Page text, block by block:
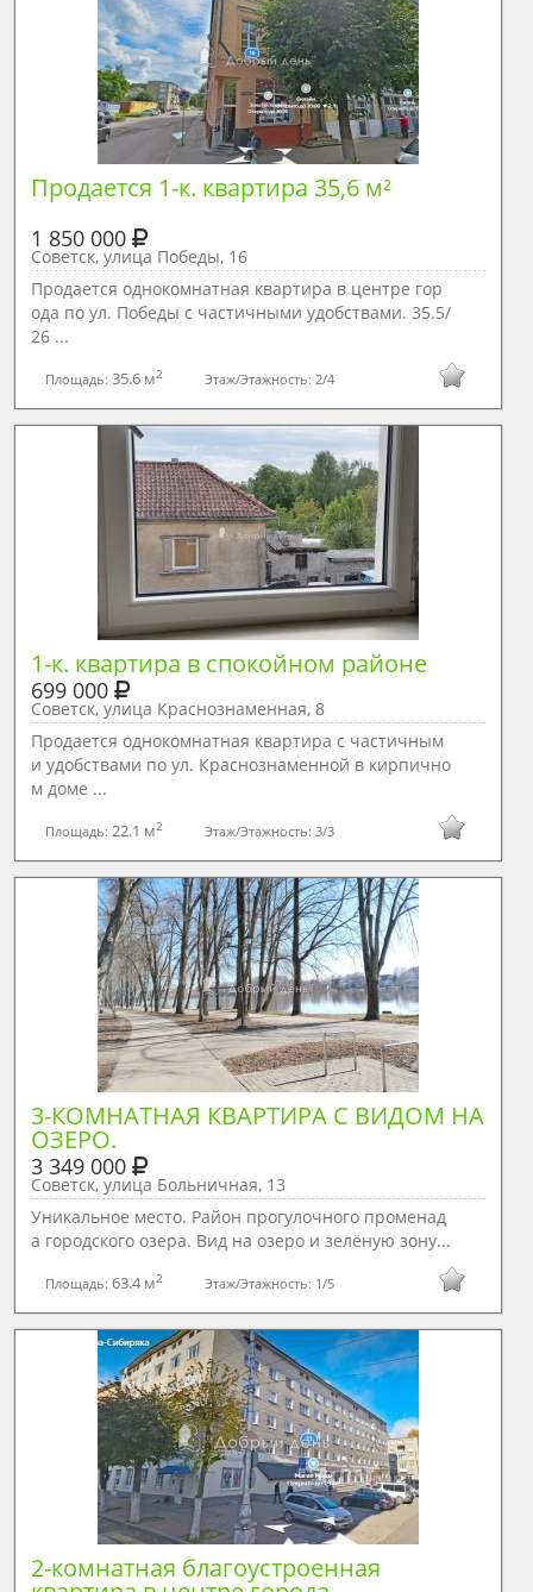
Продается 1-к. квартира 35,6 м²
1 850 000
Советск, улица Победы, 16
Продается однокомнатная квартира в центре гор
ода по ул. Победы с частичными удобствами. 35.5/
26 ...
Площадь:35.6 м2 Этаж/Этажность: 2/4
1-к. квартира в спокойном районе
699 000
Советск, улица Краснознаменная, 8
Продается однокомнатная квартира с частичным
и удобствами по ул. Краснознаменной в кирпично
м доме ...
Площадь: 22.1 м2 Этаж/Этажность: 3/3
3-КОМНАТНАЯ КВАРТИРА С ВИДОМ НА
ОЗЕРО.
3 349 000
Советск, улица Больничная, 13
Уникальное место. Район прогулочного променад
а городского озера. Вид на озеро и зелёную зону...
Площадь:63.4 м2 Этаж/Этажность: 1/5
2-комнатная благоустроенная